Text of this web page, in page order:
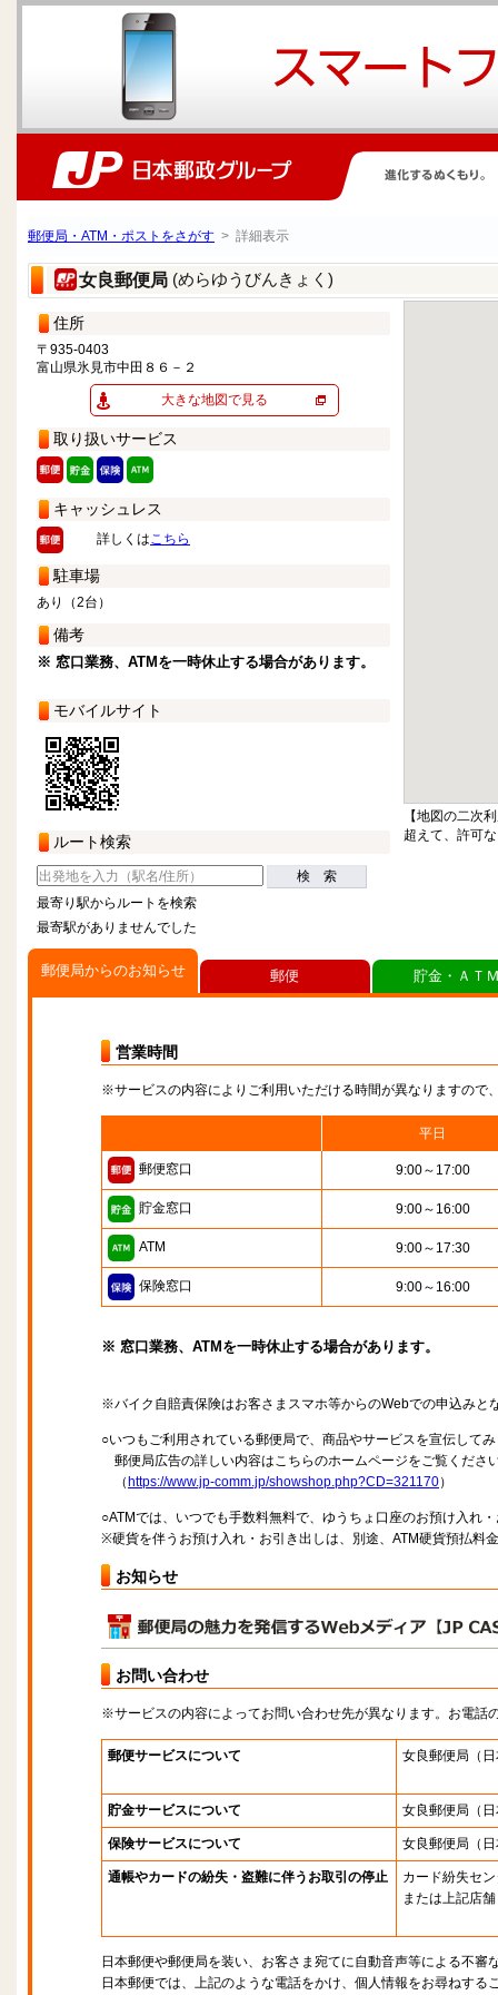
郵便局・ATM・ポストをさがす > 詳細表示
女良郵便局 (めらゆうびんきょく)
住所
〒935-0403
富山県氷見市中田８６－２
大きな地図で見る
取り扱いサービス
キャッシュレス
詳しくはこちら
駐車場
あり（2台）
備考
※ 窓口業務、ATMを一時休止する場合があります。
モバイルサイト
ルート検索
検 索
最寄り駅からルートを検索
最寄駅がありませんでした
【地図の二次
超えて、許可
郵便局からのお知らせ
営業時間
※サービスの内容によりご利用いただける時間が異なりますので
平日
郵便窓口 9:00～17:00
貯金窓口 9:00～16:00
ATM 9:00～17:30
保険窓口 9:00～16:00
※ 窓口業務、ATMを一時休止する場合があります。
※バイク自賠責保険はお客さまスマホ等からのWebでの申込みと
○いつもご利用されている郵便局で、商品やサービスを宣伝して
郵便局広告の詳しい内容はこちらのホームページをご覧くださ
（ https://www.jp-comm.jp/showshop.php?CD=321170）
○ATMでは、いつでも手数料無料で、ゆうちょ口座のお預け入れ
※硬貨を伴うお預け入れ・お引き出しは、別途、ATM硬貨預払料
お知らせ
お問い合わせ
※サービスの内容によってお問い合わせ先が異なります。お電話
郵便サービスについて 女良郵便局 （
貯金サービスについて 女良郵便局 （
保険サービスについて 女良郵便局 （
通帳やカードの紛失・盗難に伴うお取引の停止
カード紛失セ
または上記店舗
日本郵便や郵便局を装い、お客さま宛てに自動音声等による不審
日本郵便では、上記のような電話をかけ、個人情報をお尋ねする
郵便 貯金・ＡＴ